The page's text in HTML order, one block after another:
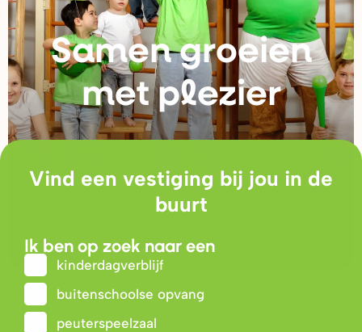
Samen groeien
met plezier
Vind een vestiging bij jou in de
buurt
Ik ben op zoek naar een
kinderdagverblijf
buitenschoolse opvang
peuterspeelzaal